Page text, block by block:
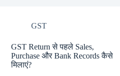
GST
GST Return से पहले Sales,
Purchase और Bank Records कैसे
मिलाएं?